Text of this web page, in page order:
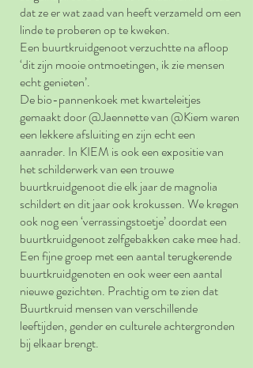
dat ze er wat zaad van heeft verzameld om een
linde te proberen op te kweken.
Een buurtkruidgenoot verzuchtte na afloop
‘dit zijn mooie ontmoetingen, ik zie mensen
echt genieten’.
De bio-pannenkoek met kwarteleitjes
gemaakt door @Jaennette van @Kiem waren
een lekkere afsluiting en zijn echt een
aanrader. In KIEM is ook een expositie van
het schilderwerk van een trouwe
buurtkruidgenoot die elk jaar de magnolia
schildert en dit jaar ook krokussen. We kregen
ook nog een ‘verrassingstoetje’ doordat een
buurtkruidgenoot zelfgebakken cake mee had.
Een fijne groep met een aantal terugkerende
buurtkruidgenoten en ook weer een aantal
nieuwe gezichten. Prachtig om te zien dat
Buurtkruid mensen van verschillende
leeftijden, gender en culturele achtergronden
bij elkaar brengt.